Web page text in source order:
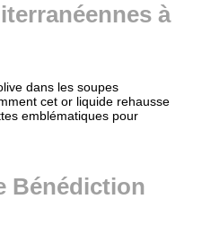
à
dans les soupes
cet or liquide rehausse
emblématiques pour
Bénédiction